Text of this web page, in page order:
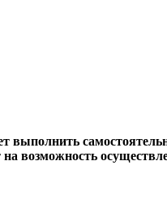
возможность